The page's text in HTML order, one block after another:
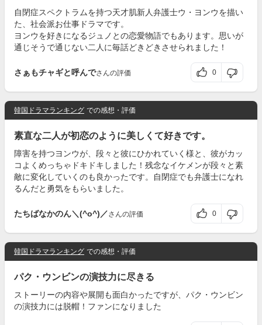
自閉症スペクトラムを持つ天才肌新人弁護士ウ・ヨンウを描い
た、社会派お仕事ドラマです。
ヨンウを好きになるジュノとの恋愛物語でもあります。思いが
通じそうで通じない二人に毎話どきどきさせられました！
さぁもチャギと呼んでさんの評価 0
韓国ドラマランキング での感想・評価
素直な二人が初恋のように美しくて好きです。
障害を持つヨンウが、段々と彼にひかれていく様と、彼がカッ
コよくめっちゃドキドキしました！残念なイケメンが段々と素
敵に変化していくのも良かったです。自閉症でも弁護士になれ
るんだと勇気をもらいました。
たちばなかのん＼(^o^)／さんの評価 0
韓国ドラマランキング での感想・評価
パク・ウンビンの演技力に尽きる
ストーリーの内容や展開も面白かったですが、パク・ウンビン
の演技力には脱帽！ファンになりました